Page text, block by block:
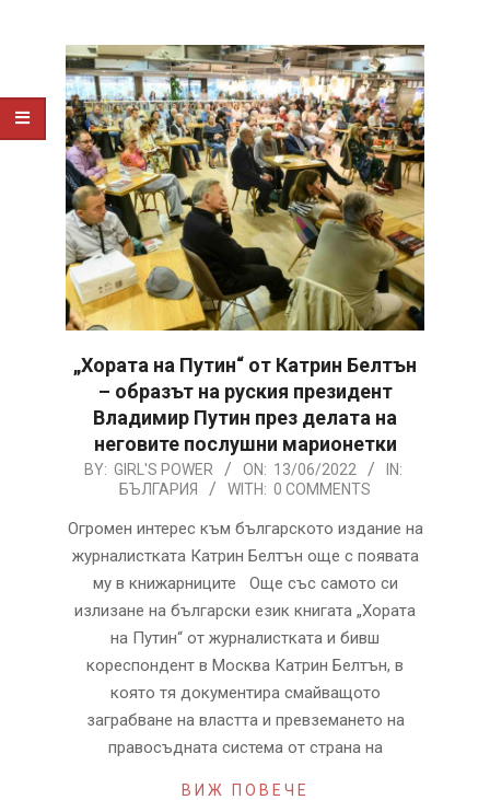
„Хората на Путин“ от Катрин Белтън
– образът на руския президент
Владимир Путин през делата на
неговите послушни марионетки
2022-
13
BY: GIRL'S POWER ON: 13/06/2022
IN:
БЪЛГАРИЯ
WITH: 0 COMMENTS
Огромен интерес към българското издание на
журналистката Катрин Белтън още с появата
му в книжарниците Oще със самото си
излизане на български език книгата „Хората
на Путин“ от журналистката и бивш
кореспондент в Москва Катрин Белтън, в
която тя документира смайващото
заграбване на властта и превземането на
правосъдната система от страна на
ВИЖ ПОВЕЧЕ